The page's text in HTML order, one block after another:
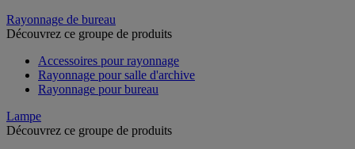
Rayonnage de bureau
Découvrez ce groupe de produits
Accessoires pour rayonnage
Rayonnage pour salle d'archive
Rayonnage pour bureau
Lampe
Découvrez ce groupe de produits